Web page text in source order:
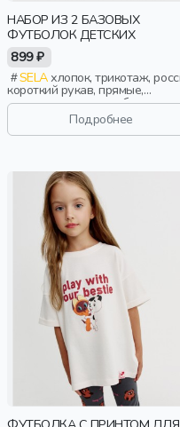
НАБОР ИЗ 2 БАЗОВЫХ
ФУТБОЛОК ДЕТСКИХ
899 ₽
SELAхлопок, трикотаж, россия,
короткий рукав, прямые,
короткие, школа, свободные,
вырез, круглый вырез,
повседневный, спорт, девочки,
дети
Подробнее